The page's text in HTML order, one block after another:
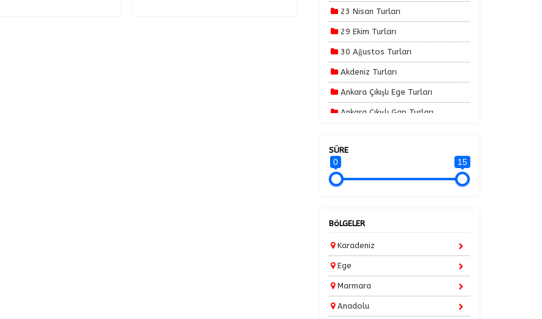
23 Nisan Turları
29 Ekim Turları
30 Ağustos Turları
Akdeniz Turları
Ankara Çıkışlı Ege Turları
Ankara Çıkışlı Gap Turları
Ankara Çıkışlı Turlar
Ankara Çıkışlı Yılbaşı Özel Turlar
Bayram Turları
Bodrum Tatilleri
Erken Rezervasyon Turları 2025
Güneydoğu Turları
SÜRE
0 15
BöLGELER
Karadeniz
Ege
Marmara
Anadolu